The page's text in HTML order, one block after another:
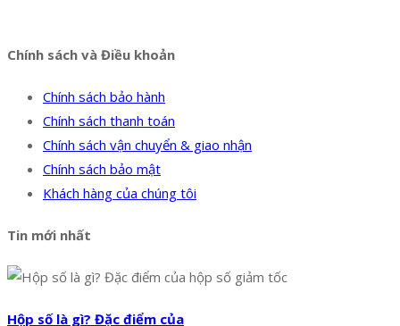
Chính sách và Điều khoản
Chính sách bảo hành
Chính sách thanh toán
Chính sách vận chuyển & giao nhận
Chính sách bảo mật
Khách hàng của chúng tôi
Tin mới nhất
Hộp số là gì? Đặc điểm của